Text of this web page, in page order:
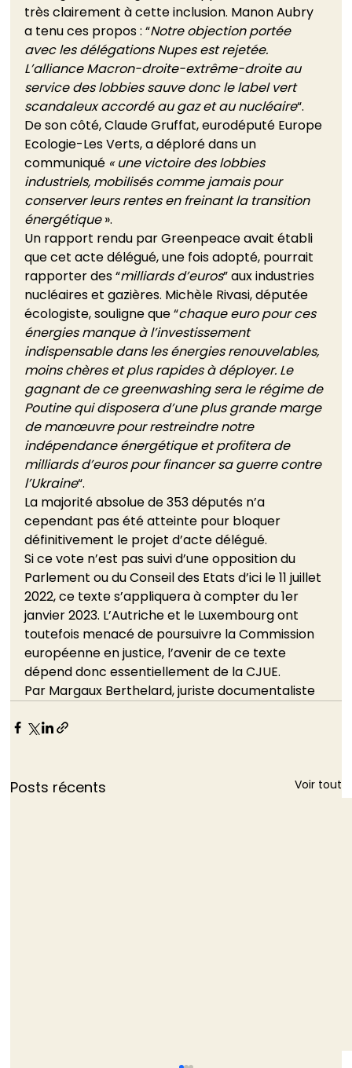
très clairement à cette inclusion. Manon Aubry
a tenu ces propos : “Notre objection portée
avec les délégations Nupes est rejetée.
L’alliance Macron-droite-extrême-droite au
service des lobbies sauve donc le label vert
scandaleux accordé au gaz et au nucléaire“.
De son côté, Claude Gruffat, eurodéputé Europe
Ecologie-Les Verts, a déploré dans un
communiqué « une victoire des lobbies
industriels, mobilisés comme jamais pour
conserver leurs rentes en freinant la transition
énergétique ».
Un rapport rendu par Greenpeace avait établi
que cet acte délégué, une fois adopté, pourrait
rapporter des “milliards d’euros” aux industries
nucléaires et gazières. Michèle Rivasi, députée
écologiste, souligne que “chaque euro pour ces
énergies manque à l’investissement
indispensable dans les énergies renouvelables,
moins chères et plus rapides à déployer. Le
gagnant de ce greenwashing sera le régime de
Poutine qui disposera d’une plus grande marge
de manœuvre pour restreindre notre
indépendance énergétique et profitera de
milliards d’euros pour financer sa guerre contre
l’Ukraine“.
La majorité absolue de 353 députés n’a
cependant pas été atteinte pour bloquer
définitivement le projet d’acte délégué.
Si ce vote n’est pas suivi d’une opposition du
Parlement ou du Conseil des Etats d’ici le 11 juillet
2022, ce texte s’appliquera à compter du 1er
janvier 2023. L’Autriche et le Luxembourg ont
toutefois menacé de poursuivre la Commission
européenne en justice, l’avenir de ce texte
dépend donc essentiellement de la CJUE.
Par Margaux Berthelard, juriste documentaliste
Posts récents Voir tout